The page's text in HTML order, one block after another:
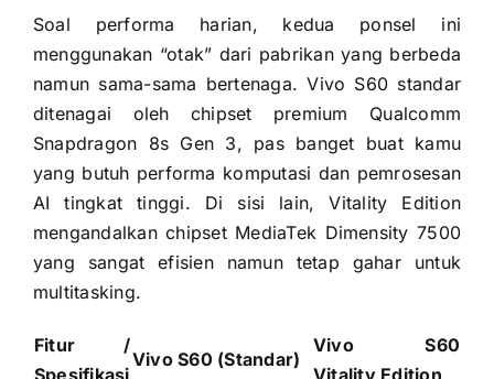
Soal performa harian, kedua ponsel ini
menggunakan “otak” dari pabrikan yang berbeda
namun sama-sama bertenaga. Vivo S60 standar
ditenagai oleh chipset premium Qualcomm
Snapdragon 8s Gen 3, pas banget buat kamu
yang butuh performa komputasi dan pemrosesan
AI tingkat tinggi. Di sisi lain, Vitality Edition
mengandalkan chipset MediaTek Dimensity 7500
yang sangat efisien namun tetap gahar untuk
multitasking.
Fitur /
Spesifikasi
Vivo S60 (Standar)
Vivo S60
Vitality Edition